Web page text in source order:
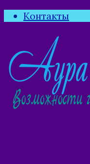
Контакты